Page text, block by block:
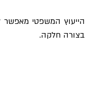
בצורה חלקה.